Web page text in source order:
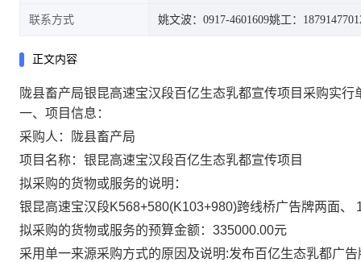
联系方式 姚文波：0917-4601609姚工：
正文内容
陇县畜产局银昆高速宝汉段百亿生态乳都宣传项目采购实行
一、项目信息：
采购人：陇县畜产局
项目名称：银昆高速宝汉段百亿生态乳都宣传项目
拟采购的货物或服务的说明：
银昆高速宝汉段K568+580(K103+980)跨线桥广告牌两面、
拟采购的货物或服务的预算金额：335000.00元
采用单一来源采购方式的原因及说明:发布百亿生态乳都广